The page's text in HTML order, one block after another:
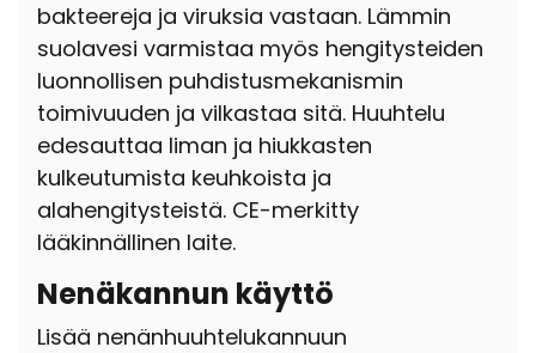
bakteereja ja viruksia vastaan. Lämmin
suolavesi varmistaa myös hengitysteiden
luonnollisen puhdistusmekanismin
toimivuuden ja vilkastaa sitä. Huuhtelu
edesauttaa liman ja hiukkasten
kulkeutumista keuhkoista ja
alahengitysteistä. CE-merkitty
lääkinnällinen laite.
Nenäkannun käyttö
Lisää nenänhuuhtelukannuun